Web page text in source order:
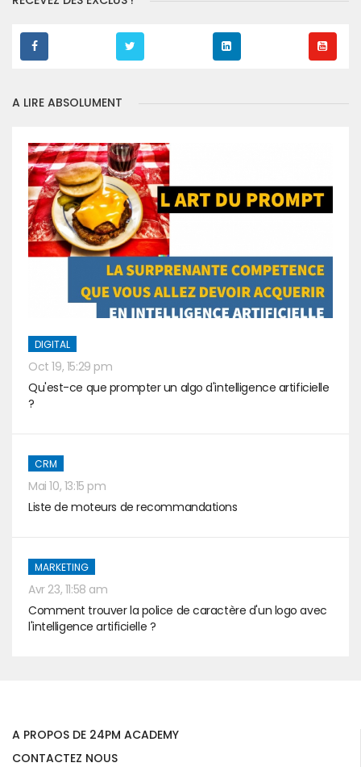
A LIRE ABSOLUMENT
DIGITAL
Oct 19, 15:29 pm
Qu'est-ce que prompter un algo d'intelligence artificielle
?
CRM
Mai 10, 13:15 pm
Liste de moteurs de recommandations
MARKETING
Avr 23, 11:58 am
Comment trouver la police de caractère d'un logo avec
l'intelligence artificielle ?
A PROPOS DE 24PM ACADEMY
CONTACTEZ NOUS